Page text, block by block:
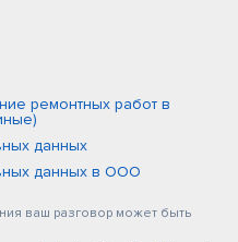
ремонтных работ в
данных
данных в ООО
ваш разговор может быть